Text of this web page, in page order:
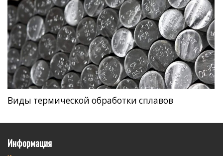
Виды термической обработки сплавов
Информация